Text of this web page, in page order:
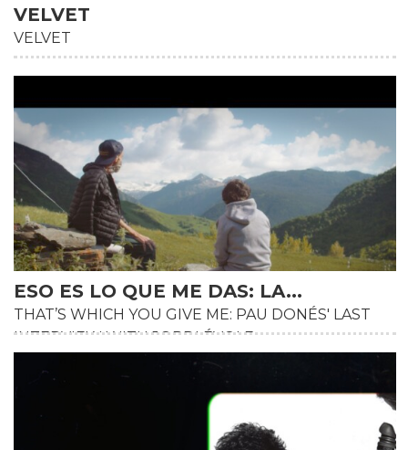
VELVET
VELVET
ESO ES LO QUE ME DAS: LA...
THAT’S WHICH YOU GIVE ME: PAU DONÉS' LAST
INTERVIEW WITH JORDI ÉVOLE.